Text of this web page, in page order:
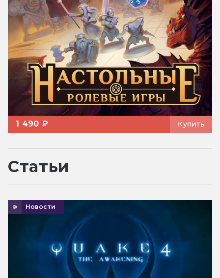
1 490 ₽ Купить
Статьи
Новости